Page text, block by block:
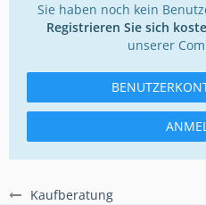
Kaufberatung
Sie haben noch kein
Registrieren Sie sich
unserer